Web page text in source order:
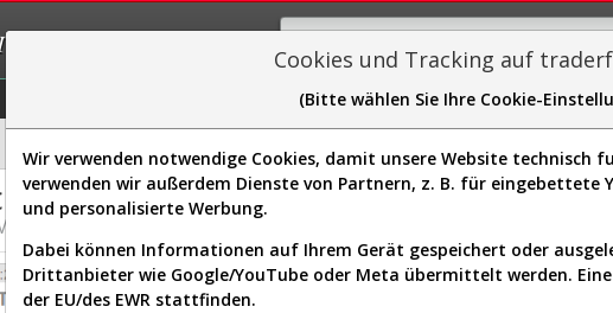
Sector-Spider Easy-Scan
| ISIN US87901J1051]
Cookies und Tracking auf
(Bitte wählen Sie Ihre Cookie-
Wir verwenden notwendige Cookies, damit unsere Website
verwenden wir außerdem Dienste von Partnern, z. B. für eingebettete
und personalisierte Werbung.
Dabei können Informationen auf Ihrem Gerät gespeichert oder
Drittanbieter wie Google/YouTube oder Meta übermittelt werden.
der EU/des EWR stattfinden.